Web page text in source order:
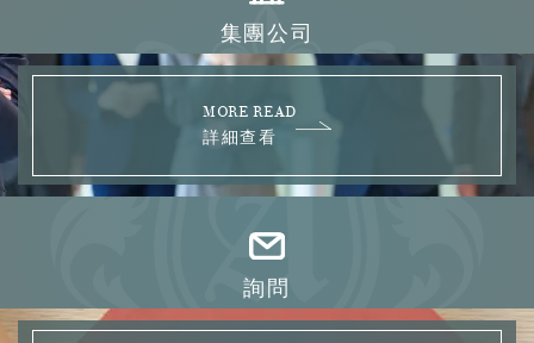
集團公司
MORE READ
詳細查看
詢問